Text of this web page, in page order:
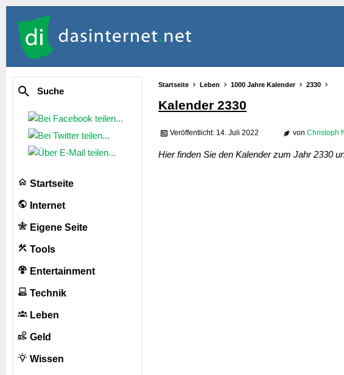
Suche
Startseite
Internet
Eigene Seite
Tools
Entertainment
Technik
Leben
Geld
Wissen
Startseite Leben 1000 Jahre Kalender 2330
Kalender 2330
Veröffentlicht: 14. Juli 2022 von Christoph
Hier finden Sie den Kalender zum Jahr 2330